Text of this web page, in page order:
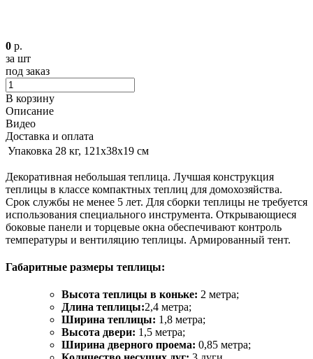
0 р.
за шт
под заказ
В корзину
Описание
Видео
Доставка и оплата
Упаковка 28 кг, 121х38х19 см
Декоративная небольшая теплица. Лучшая конструкция
теплицы в классе компактных теплиц для домохозяйства.
Срок службы не менее 5 лет. Для сборки теплицы не требуется
использования специального инструмента. Открывающиеся
боковые панели и торцевые окна обеспечивают контроль
температуры и вентиляцию теплицы. Армированный тент.
Габаритные размеры теплицы:
Высота теплицы в коньке: 2 метра;
Длина теплицы:2,4 метра;
Ширина теплицы: 1,8 метра;
Высота двери: 1,5 метра;
Ширина дверного проема: 0,85 метра;